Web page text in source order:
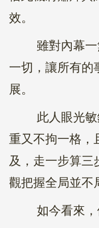
效。
雖對內幕一
一切，讓所有的
展。
此人眼光敏
重又不拘一格，
及，走一步算三
觀把握全局並不
如今看來，